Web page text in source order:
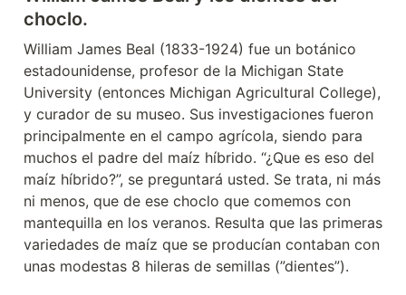
choclo.
William James Beal (1833-1924) fue un botánico
estadounidense, profesor de la Michigan State
University (entonces Michigan Agricultural College),
y curador de su museo. Sus investigaciones fueron
principalmente en el campo agrícola, siendo para
muchos el padre del maíz híbrido. “¿Que es eso del
maíz híbrido?”, se preguntará usted. Se trata, ni más
ni menos, que de ese choclo que comemos con
mantequilla en los veranos. Resulta que las primeras
variedades de maíz que se producían contaban con
unas modestas 8 hileras de semillas (”dientes”).